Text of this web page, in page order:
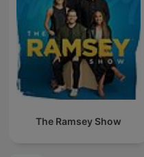
The Ramsey Show